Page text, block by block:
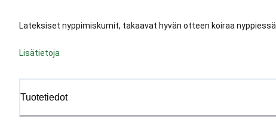
Lateksiset nyppimiskumit, takaavat hyvän otteen koiraa nyppiessä
Lisätietoja
Tuotetiedot